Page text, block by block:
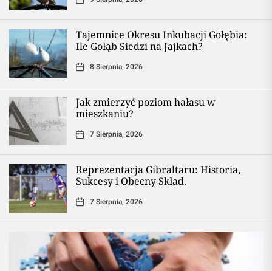
Tajemnice Okresu Inkubacji Gołębia:
Ile Gołąb Siedzi na Jajkach?
8 Sierpnia, 2026
Jak zmierzyć poziom hałasu w
mieszkaniu?
7 Sierpnia, 2026
Reprezentacja Gibraltaru: Historia,
Sukcesy i Obecny Skład.
7 Sierpnia, 2026